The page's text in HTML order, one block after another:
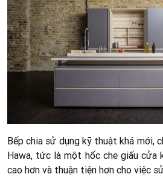
Bếp chia sử dụng kỹ thuật khá mới,
Hawa, tức là một hốc che giấu cửa
cao hơn và thuận tiện hơn cho việc